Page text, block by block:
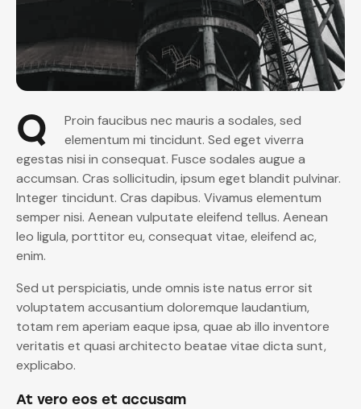
Q
Proin faucibus nec mauris a sodales, sed
elementum mi tincidunt. Sed eget viverra
egestas nisi in consequat. Fusce sodales augue a
accumsan. Cras sollicitudin, ipsum eget blandit pulvinar.
Integer tincidunt. Cras dapibus. Vivamus elementum
semper nisi. Aenean vulputate eleifend tellus. Aenean
leo ligula, porttitor eu, consequat vitae, eleifend ac,
enim.
Sed ut perspiciatis, unde omnis iste natus error sit
voluptatem accusantium doloremque laudantium,
totam rem aperiam eaque ipsa, quae ab illo inventore
veritatis et quasi architecto beatae vitae dicta sunt,
explicabo.
At vero eos et accusam